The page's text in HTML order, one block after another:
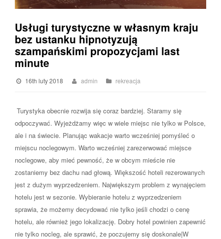
Usługi turystyczne w własnym kraju
bez ustanku hipnotyzują
szampańskimi propozycjami last
minute
16th luty 2018 admin rekreacja
Turystyka obecnie rozwija się coraz bardziej. Staramy się
odpoczywać. Wyjeżdżamy więc w wiele miejsc nie tylko w Polsce,
ale i na świecie. Planując wakacje warto wcześniej pomyśleć o
miejscu noclegowym. Warto wcześniej zarezerwować miejsce
noclegowe, aby mieć pewność, że w obcym mieście nie
zostaniemy bez dachu nad głową. Większość hoteli rezerowanych
jest z dużym wyprzedzeniem. Największym problem z wynajęciem
hotelu jest w sezonie. Wybieranie hotelu z wyprzedzeniem
sprawia, że możemy decydować nie tylko jeśli chodzi o cenę
hotelu, ale również jego lokalizację. Dobry hotel powinien zapewnić
nie tylko nocleg, ale sprawić, że poczujemy się doskonale|W